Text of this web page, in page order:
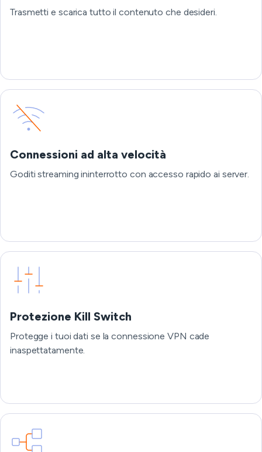
Trasmetti e scarica tutto il contenuto che desideri.
Connessioni ad alta velocità
Goditi streaming ininterrotto con accesso rapido ai server.
Protezione Kill Switch
Protegge i tuoi dati se la connessione VPN cade
inaspettatamente.